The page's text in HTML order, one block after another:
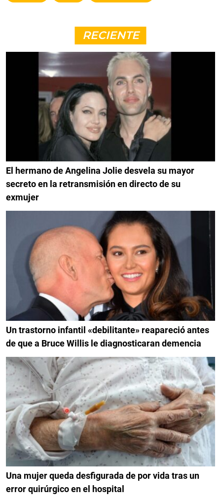
RECIENTE
El hermano de Angelina Jolie desvela su mayor
secreto en la retransmisión en directo de su
exmujer
Un trastorno infantil «debilitante» reapareció antes
de que a Bruce Willis le diagnosticaran demencia
Una mujer queda desfigurada de por vida tras un
error quirúrgico en el hospital